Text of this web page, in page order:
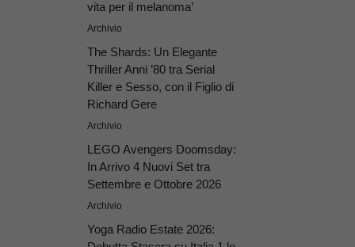
vita per il melanoma’
Archivio
The Shards: Un Elegante
Thriller Anni ’80 tra Serial
Killer e Sesso, con il Figlio di
Richard Gere
Archivio
LEGO Avengers Doomsday:
In Arrivo 4 Nuovi Set tra
Settembre e Ottobre 2026
Archivio
Yoga Radio Estate 2026: